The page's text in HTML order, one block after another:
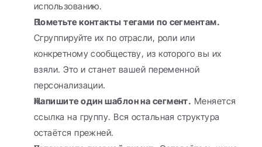
использованию.
Пометьте контакты тегами по сегментам.
Сгруппируйте их по отрасли, роли или
конкретному сообществу, из которого вы их
взяли. Это и станет вашей переменной
персонализации.
Напишите один шаблон на сегмент. Меняется
ссылка на группу. Вся остальная структура
остаётся прежней.